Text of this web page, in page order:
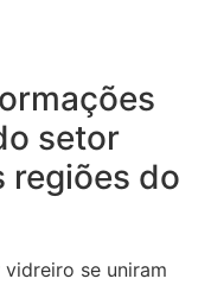
setor
regiões do
se uniram